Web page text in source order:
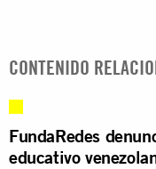
CONTENIDO
FundaRedes
educativo